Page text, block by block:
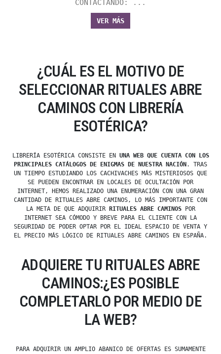
CONTACTANDO: ...
VER MÁS
¿CUÁL ES EL MOTIVO DE
SELECCIONAR RITUALES ABRE
CAMINOS CON LIBRERÍA
ESOTÉRICA?
LIBRERÍA ESOTÉRICA CONSISTE EN UNA WEB QUE CUENTA CON LOS
PRINCIPALES CATÁLOGOS DE ENIGMAS DE NUESTRA NACIÓN . TRAS
UN TIEMPO ESTUDIANDO LOS CACHIVACHES MÁS MISTERIOSOS QUE
SE PUEDEN ENCONTRAR EN LOCALES DE OCULTACIÓN POR
INTERNET, HEMOS REALIZADO UNA ENUMERACIÓN CON UNA GRAN
CANTIDAD DE RITUALES ABRE CAMINOS, LO MÁS IMPORTANTE CON
LA META DE QUE ADQUIRIR
RITUALES ABRE CAMINOSPOR
INTERNET SEA CÓMODO Y BREVE PARA EL CLIENTE CON LA
SEGURIDAD DE PODER OPTAR POR EL IDEAL ESPACIO DE VENTA Y
EL PRECIO MÁS LÓGICO DE RITUALES ABRE CAMINOS EN ESPAÑA.
ADQUIERE TU RITUALES ABRE
CAMINOS:¿ES POSIBLE
COMPLETARLO POR MEDIO DE
LA WEB?
PARA ADQUIRIR UN AMPLIO ABANICO DE OFERTAS ES SUMAMENTE